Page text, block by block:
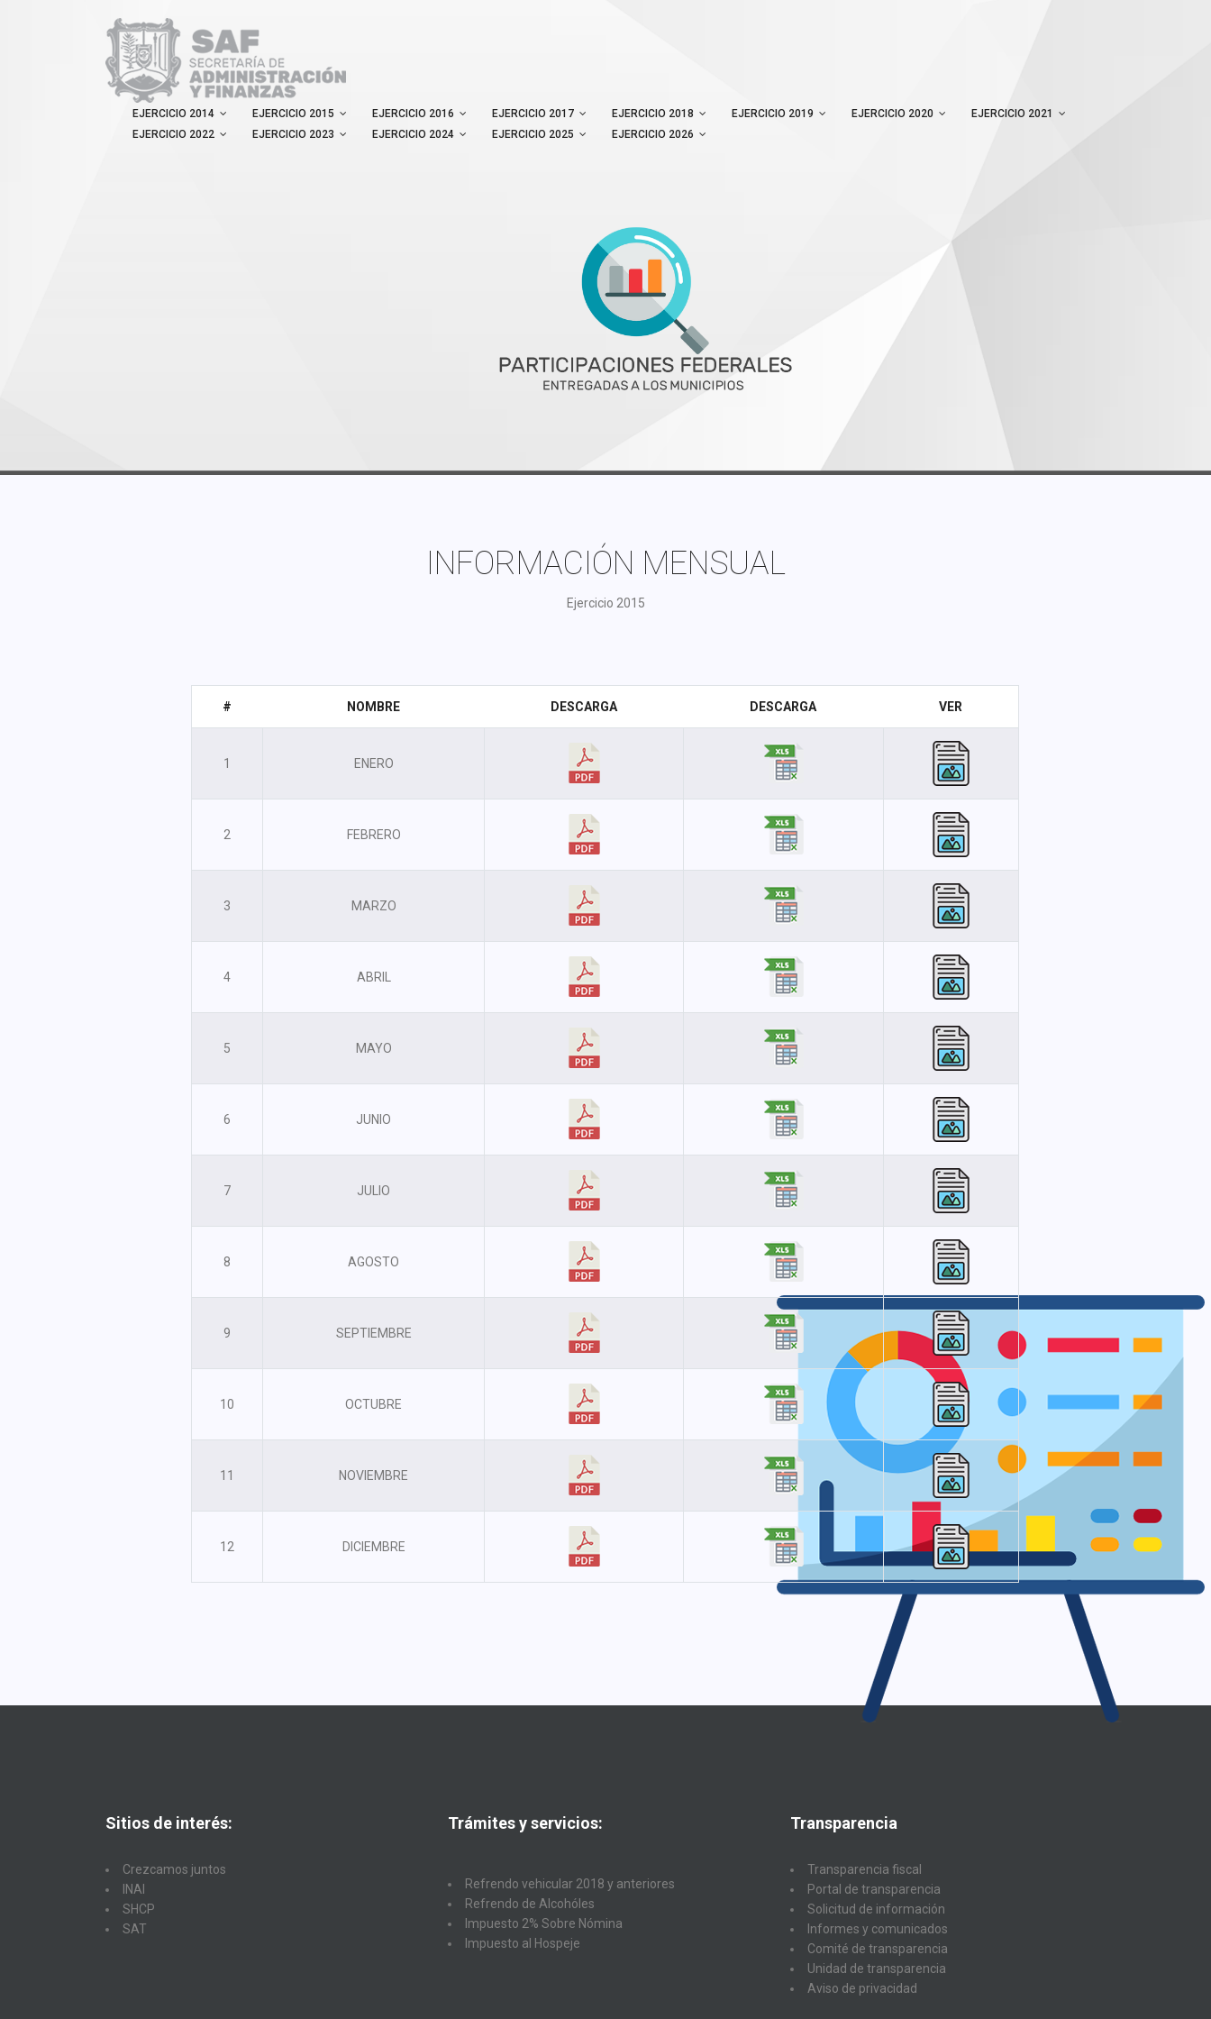
EJERCICIO 2014 EJERCICIO 2015 EJERCICIO 2016 EJERCICIO 2017 EJERCICIO 2018 EJERCICIO 2019 EJERCICIO 2020
EJERCICIO 2021
EJERCICIO 2022
EJERCICIO 2023 EJERCICIO 2024 EJERCICIO 2025 EJERCICIO 2026
Informacion Mensual
INFORMACIÓN MENSUAL
Ejercicio 2015
# NOMBRE DESCARGA DESCARGA VER
1 ENERO
2 FEBRERO
3 MARZO
4 ABRIL
5 MAYO
6 JUNIO
7 JULIO
8 AGOSTO
9 SEPTIEMBRE
10 OCTUBRE
11 NOVIEMBRE
12 DICIEMBRE
Sitios de interés:
Crezcamos juntos
INAI
SHCP
SAT
Trámites y servicios:
Refrendo vehicular 2018 y anteriores
Refrendo de Alcohóles
Impuesto 2% Sobre Nómina
Impuesto al Hospeje
Transparencia
Transparencia fiscal
Portal de transparencia
Solicitud de información
Informes y comunicados
Comité de transparencia
Unidad de transparencia
Aviso de privacidad